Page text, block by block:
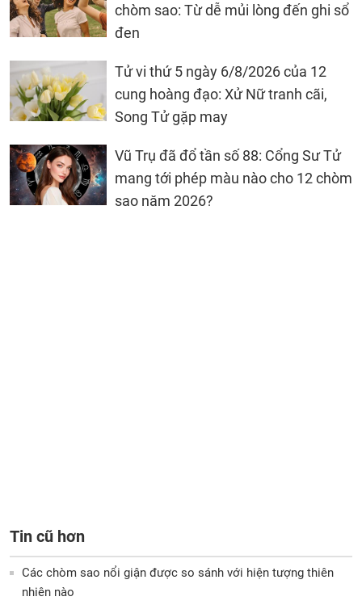
chòm sao: Từ dễ mủi lòng đến ghi sổ
đen
Tử vi thứ 5 ngày 6/8/2026 của 12
cung hoàng đạo: Xử Nữ tranh cãi,
Song Tử gặp may
Vũ Trụ đã đổ tần số 88: Cổng Sư Tử
mang tới phép màu nào cho 12 chòm
sao năm 2026?
Tin cũ hơn
Các chòm sao nổi giận được so sánh với hiện tượng thiên
nhiên nào